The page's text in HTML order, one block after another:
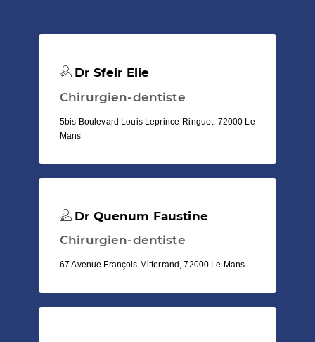
Dr Sfeir Elie
Chirurgien-dentiste
5bis Boulevard Louis Leprince-Ringuet, 72000 Le
Mans
Dr Quenum Faustine
Chirurgien-dentiste
67 Avenue François Mitterrand, 72000 Le Mans